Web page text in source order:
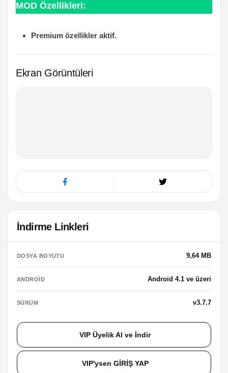
MOD Özellikleri:
Premium özellikler aktif.
Ekran Görüntüleri
İndirme Linkleri
DOSYA BOYUTU 9,64 MB
ANDROID Android 4.1 ve üzeri
SÜRÜM v3.7.7
VIP Üyelik Al ve İndir
VIP'ysen GİRİŞ YAP